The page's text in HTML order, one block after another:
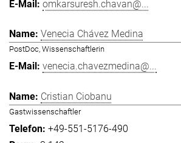
omkarsuresh.chavan@...
Venecia Chávez Medina
PostDoc, Wissenschaftlerin
venecia.chavezmedina@...
Cristian Ciobanu
Gastwissenschaftler
+49-551-5176-490